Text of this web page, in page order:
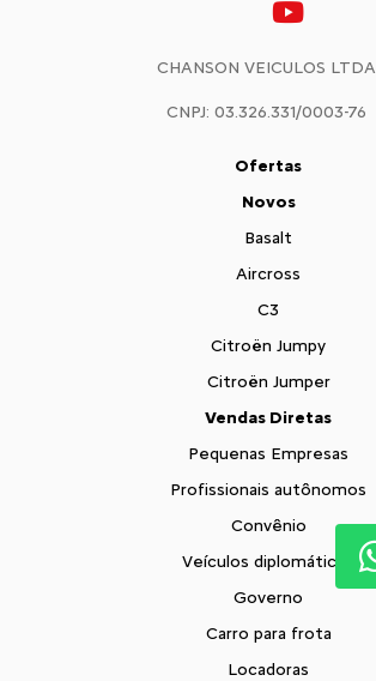
CHANSON VEICULOS LTDA
CNPJ: 03.326.331/0003-76
Ofertas
Novos
Basalt
Aircross
C3
Citroën Jumpy
Citroën Jumper
Vendas Diretas
Pequenas Empresas
Profissionais autônomos
Convênio
Veículos diplomáticos
Governo
Carro para frota
Locadoras